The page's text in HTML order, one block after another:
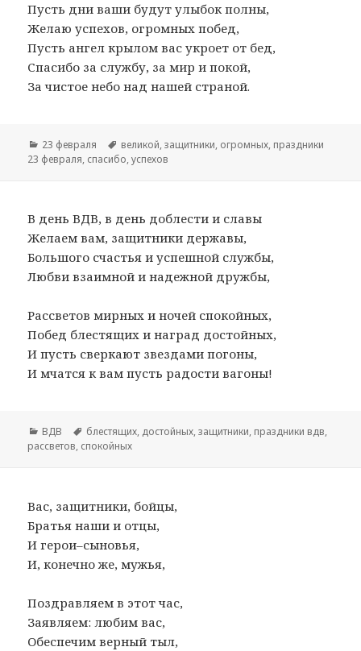
Пусть дни ваши будут улыбок полны,
Желаю успехов, огромных побед,
Пусть ангел крылом вас укроет от бед,
Спасибо за службу, за мир и покой,
За чистое небо над нашей страной.
Рубрики
23 февраля Метки
великой,защитники, огромных, праздники
23 февраля, спасибо,успехов
В день ВДВ, в день доблести и славы
Желаем вам, защитники державы,
Большого счастья и успешной службы,
Любви взаимной и надежной дружбы,
Рассветов мирных и ночей спокойных,
Побед блестящих и наград достойных,
И пусть сверкают звездами погоны,
И мчатся к вам пусть радости вагоны!
Рубрики
ВДВ Метки
блестящих, достойных,защитники, праздники вдв,
рассветов, спокойных
Вас, защитники, бойцы,
Братья наши и отцы,
И герои–сыновья,
И, конечно же, мужья,
Поздравляем в этот час,
Заявляем: любим вас,
Обеспечим верный тыл,